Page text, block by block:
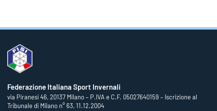
Federazione Italiana Sport Invernali
via Piranesi 46, 20137 Milano – P.IVA e C.F. 05027640159 – Iscrizione al
Tribunale di Milano n° 63, 11.12.2004